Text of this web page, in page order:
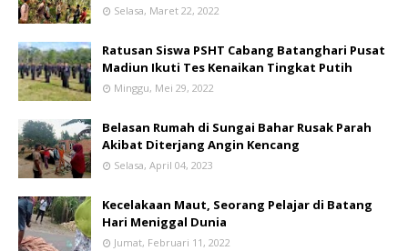
Selasa, Maret 22, 2022
Ratusan Siswa PSHT Cabang Batanghari Pusat
Madiun Ikuti Tes Kenaikan Tingkat Putih
Minggu, Mei 29, 2022
Belasan Rumah di Sungai Bahar Rusak Parah
Akibat Diterjang Angin Kencang
Selasa, April 04, 2023
Kecelakaan Maut, Seorang Pelajar di Batang
Hari Meniggal Dunia
Jumat, Februari 11, 2022